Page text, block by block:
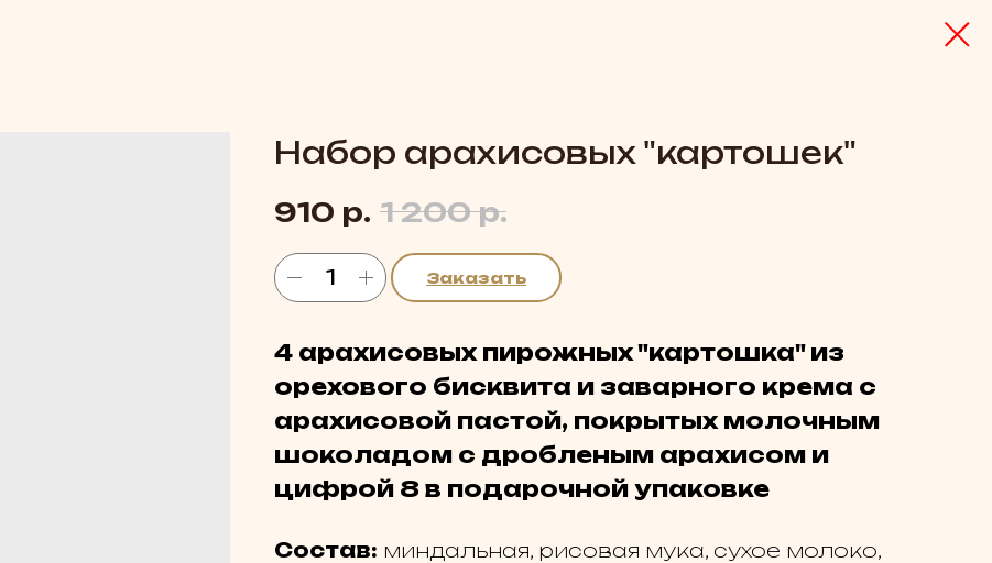
Набор арахисовых "картошек"
910 р. 1 200 р.
Заказать
4 арахисовых пирожных "картошка" из
орехового бисквита и заварного крема с
арахисовой пастой, покрытых молочным
шоколадом с дробленым арахисом и
цифрой 8 в подарочной упаковке
Состав: миндальная, рисовая мука, сухое молоко,